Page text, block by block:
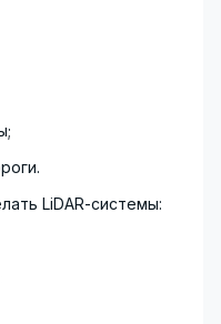
LiDAR-системы: